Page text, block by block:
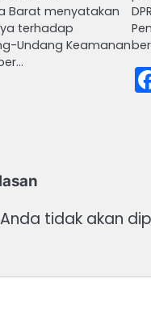
Barat menyatakan
terhadap
Undang Keamanan
tidak akan